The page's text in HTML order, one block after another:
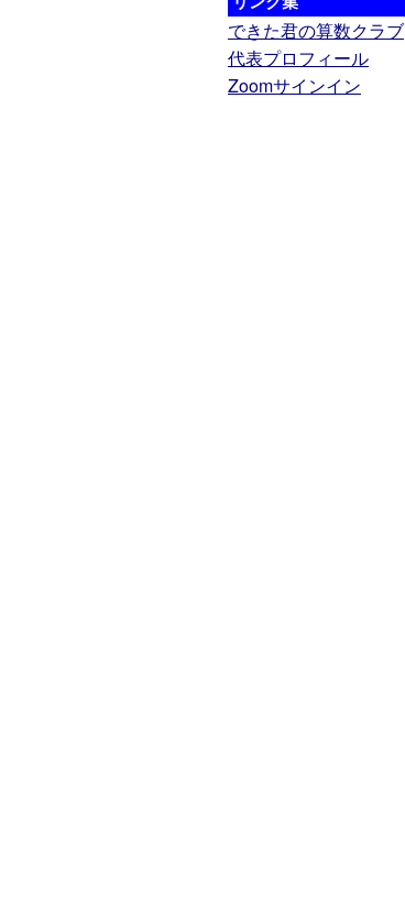
できた君の算数クラブ
代表プロフィール
Zoomサインイン